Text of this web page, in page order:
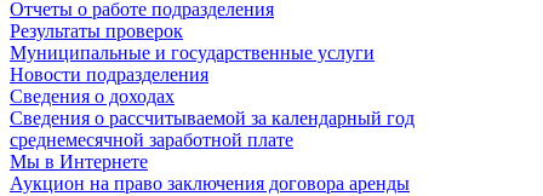
Отчеты о работе подразделения
Результаты проверок
Муниципальные и государственные услуги
Новости подразделения
Сведения о доходах
Сведения о рассчитываемой за календарный год
среднемесячной заработной плате
Мы в Интернете
Аукцион на право заключения договора аренды